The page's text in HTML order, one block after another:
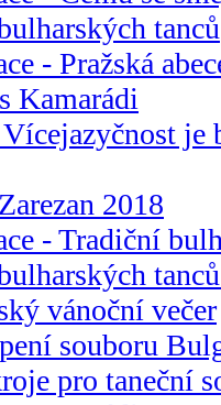
tanců
- Pražská
Kamarádi
Vícejazyčnost je
2018
- Tradiční
vánoční večer
souboru
pro taneční